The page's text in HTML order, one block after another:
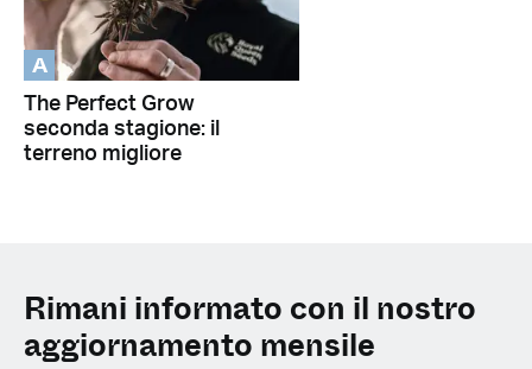
A
The Perfect Grow
seconda stagione: il
terreno migliore
Rimani informato con il nostro
aggiornamento mensile